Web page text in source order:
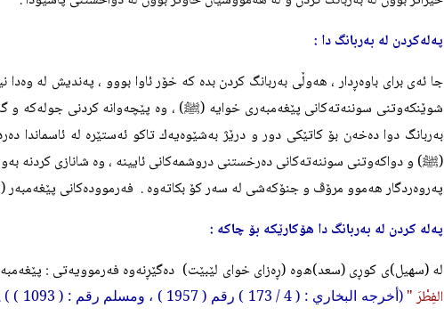
په‌له‌كردن له‌ به‌ربانگ دا :
جا ئه‌ى براى باوه‌ڕدار ، هه‌وڵى به‌ربانگ كردن بده‌ كه‌ خۆر ئاوا بووو ، په‌نديش له‌
شوێنكه‌وتنى سوننه‌ته‌كانى پێغه‌مبه‌رى خوايه‌ (ﷺ) ، وه‌ پێچه‌وانه‌ كردنى جوله‌كه‌ و
به‌ربانگ دوا ده‌خه‌ن بۆ كاتێكى دور و درێژ به‌شێوه‌يه‌ك تاكو ئه‌ستێره‌ له‌ ئاسماندا
(ﷺ) و دواكه‌وتنى سوننه‌ته‌كانى ده‌رخستنى دروشمه‌كانى ئايينه‌ ، وه‌ شانازى كردنه‌
په‌روه‌ردگار هه‌موو مرۆڤ و جنۆكه‌شى له‌ سه‌ر كۆ بكاته‌وه‌ . فه‌رمووده‌كانى پێغه‌مبه‌ر (
په‌له‌ كردن له‌ به‌ربانگ دا هۆكارێكه‌ بۆ چاكه‌ :
له‌ (سهيل)ى كوڕى (سعد)ه‌وه‌ (ڕه‌زای خوای لێبێت) ده‌گێڕنه‌وه‌ فه‌رموويه‌تى :
الفِطْرَ "(أخرجه البخاري : ( 4 / 173 ) رقم ( 1957 ) ، ومسلم رقم : ( 1093 ) ) .